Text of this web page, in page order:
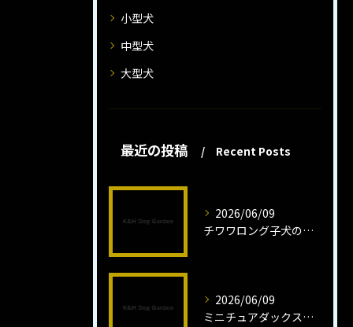
小型犬
中型犬
大型犬
最近の投稿 Recent Posts
2026/06/09
チワワロング子犬の健康管理法とは
2026/06/09
ミニチュアダックスフンドロング子犬の魅力と育成法